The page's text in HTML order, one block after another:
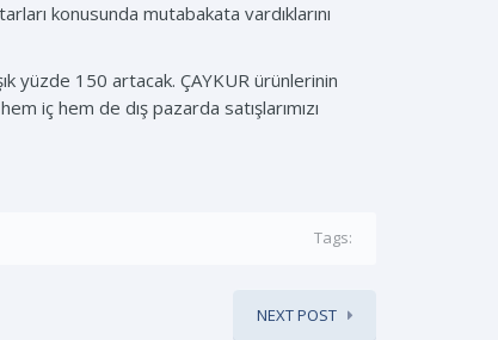
konusunda mutabakata vardıklarını
yüzde 150 artacak. ÇAYKUR ürünlerinin
iç hem de dış pazarda satışlarımızı
Tags:
NEXT POST